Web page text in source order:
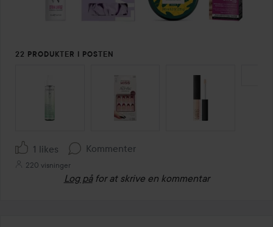
22 PRODUKTER I POSTEN
SPRING OVER SEKTIONEN
1 likes Kommenter
220 visninger
Log på for at skrive en kommentar